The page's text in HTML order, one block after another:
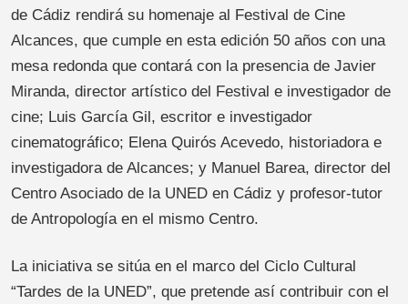
de Cádiz rendirá su homenaje al Festival de Cine
Alcances, que cumple en esta edición 50 años con una
mesa redonda que contará con la presencia de Javier
Miranda, director artístico del Festival e investigador de
cine; Luis García Gil, escritor e investigador
cinematográfico; Elena Quirós Acevedo, historiadora e
investigadora de Alcances; y Manuel Barea, director del
Centro Asociado de la UNED en Cádiz y profesor-tutor
de Antropología en el mismo Centro.
La iniciativa se sitúa en el marco del Ciclo Cultural
“Tardes de la UNED”, que pretende así contribuir con el